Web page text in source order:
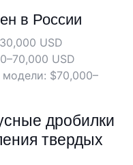
в России
USD
USD
$70,000–
дробилки
твердых